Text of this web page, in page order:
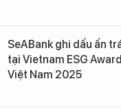
SeABank ghi dấu ấn
tại Vietnam ESG
Việt Nam 2025